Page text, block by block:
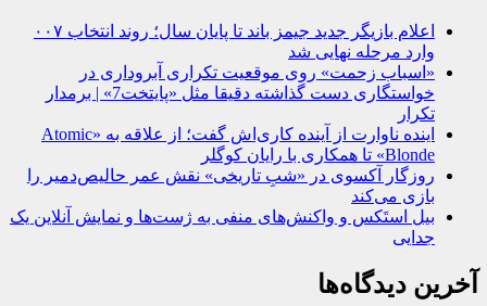
اعلام بازیگر جدید جیمز باند تا پایان سال؛ روند انتخاب ۰۰۷
وارد مرحله نهایی شد
«اسباب زحمت» روی موقعیت تکراری آبروداری در
خواستگاری دست گذاشته دقیقا مثل «پایتخت7» | برمدار
تکرار
اینده ناوارت از آینده کاری‌اش گفت؛ از علاقه به «Atomic
Blonde» تا همکاری با رایان کوگلر
روزگار آکسوی در «شبِ تاریخی» نقش عمر حالیص‌دمیر را
بازی می‌کند
بیل استَکس و واکنش‌های منفی به ژست‌ها و نمایش آنلاین یک
جدایی
آخرین دیدگاه‌ها